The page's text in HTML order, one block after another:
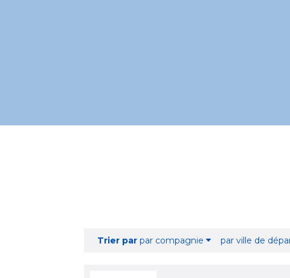
Trier par par compagnie par ville de